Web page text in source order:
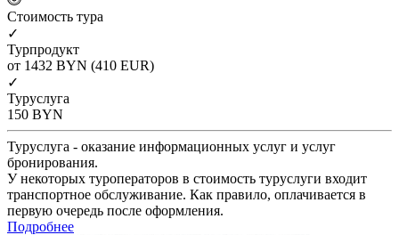
Cтоимость тура
✓
Турпродукт
от 1432 BYN (410 EUR)
✓
Туруслуга
150 BYN
Туруслуга - оказание информационных услуг и услуг
бронирования.
У некоторых туроператоров в стоимость туруслуги входит
транспортное обслуживание. Как правило, оплачивается в
первую очередь после оформления.
Подробнее